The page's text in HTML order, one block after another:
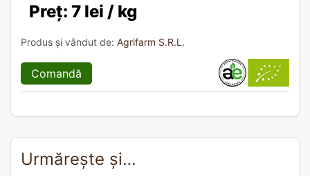
Preț: 7 lei / kg
Produs și vândut de: Agrifarm S.R.L.
Comandă
Urmărește și…